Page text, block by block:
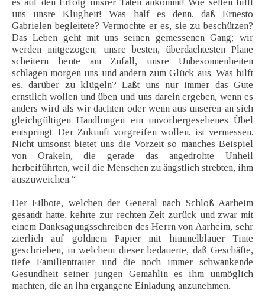
es auf den Erfolg unsrer Taten ankommt! Wie selten hilft
uns unsre Klugheit! Was half es denn, daß Ernesto
Gabrielen begleitete? Vermochte er es, sie zu beschützen?
Das Leben geht mit uns seinen gemessenen Gang; wir
werden mitgezogen; unsre besten, überdachtesten Plane
scheitern heute am Zufall, unsre Unbesonnenheiten
schlagen morgen uns und andern zum Glück aus. Was hilft
es, darüber zu klügeln? Laßt uns nur immer das Gute
ernstlich wollen und üben und uns darein ergeben, wenn es
anders wird als wir dachten oder wenn aus unseren an sich
gleichgültigen Handlungen ein unvorhergesehenes Übel
entspringt. Der Zukunft vorgreifen wollen, ist vermessen.
Nicht umsonst bietet uns die Vorzeit so manches Beispiel
von Orakeln, die gerade das angedrohte Unheil
herbeiführten, weil die Menschen zu ängstlich strebten, ihm
auszuweichen.“
Der Eilbote, welchen der General nach Schloß Aarheim
gesandt hatte, kehrte zur rechten Zeit zurück und zwar mit
einem Danksagungsschreiben des Herrn von Aarheim, sehr
zierlich auf goldnem Papier mit himmelblauer Tinte
geschrieben, in welchem dieser bedauerte, daß Geschäfte,
tiefe Familientrauer und die noch immer schwankende
Gesundheit seiner jungen Gemahlin es ihm unmöglich
machten, die an ihn ergangene Einladung anzunehmen.